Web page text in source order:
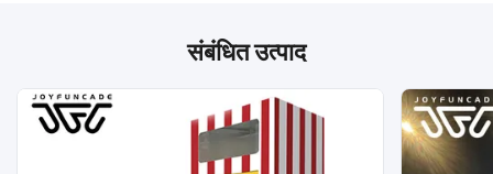
संबंधित उत्पाद